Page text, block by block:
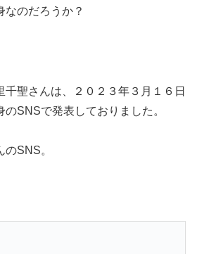
なのだろうか？
千聖さんは、２０２３年３月１６日
SNSで発表しておりました。
SNS。